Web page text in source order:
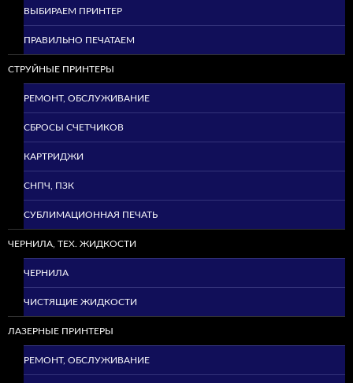
ВЫБИРАЕМ ПРИНТЕР
ПРАВИЛЬНО ПЕЧАТАЕМ
СТРУЙНЫЕ ПРИНТЕРЫ
РЕМОНТ, ОБСЛУЖИВАНИЕ
СБРОСЫ СЧЕТЧИКОВ
КАРТРИДЖИ
СНПЧ, ПЗК
СУБЛИМАЦИОННАЯ ПЕЧАТЬ
ЧЕРНИЛА, ТЕХ. ЖИДКОСТИ
ЧЕРНИЛА
ЧИСТЯЩИЕ ЖИДКОСТИ
ЛАЗЕРНЫЕ ПРИНТЕРЫ
РЕМОНТ, ОБСЛУЖИВАНИЕ